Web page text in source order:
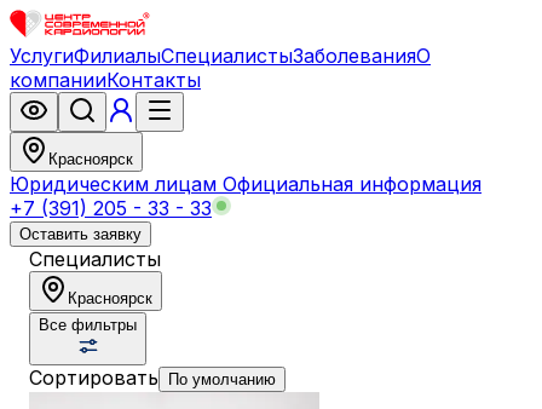
УслугиФилиалыСпециалистыЗаболеванияО
компанииКонтакты
Красноярск
Юридическим лицам Официальная информация
+7 (391) 205 - 33 - 33
Оставить заявку
Специалисты
Красноярск
Все фильтры
Сортировать По умолчанию